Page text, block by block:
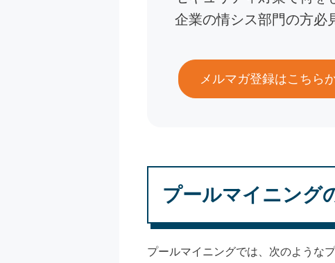
企業の情シス部門の方必
メルマガ登録はこちら
プールマイニング
プールマイニングでは、次のような